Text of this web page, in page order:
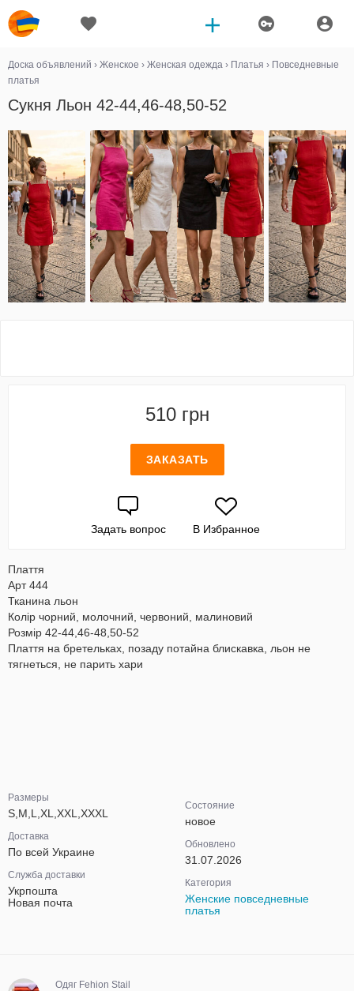
Доска объявлений › Женское › Женская одежда › Платья › Повседневные
платья
Сукня Льон 42-44,46-48,50-52
510 грн
ЗАКАЗАТЬ
Задать вопрос В Избранное
Плаття
Арт 444
Тканина льон
Колір чорний, молочний, червоний, малиновий
Розмір 42-44,46-48,50-52
Плаття на бретельках, позаду потайна блискавка, льон не
тягнеться, не парить хари
Размеры
S,M,L,XL,XXL,XXXL
Доставка
По всей Украине
Служба доставки
Укрпошта
Новая почта
Состояние
новое
Обновлено
31.07.2026
Категория
Женские повседневные
платья
Одяг Fehion Stail